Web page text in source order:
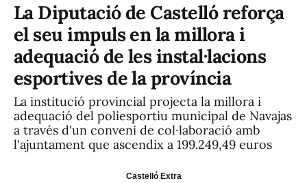
La Diputació de Castelló reforça
el seu impuls en la millora i
adequació de les instal·lacions
esportives de la província
La institució provincial projecta la millora i
adequació del poliesportiu municipal de Navajas
a través d'un conveni de col·laboració amb
l'ajuntament que ascendix a 199.249,49 euros
Castelló Extra